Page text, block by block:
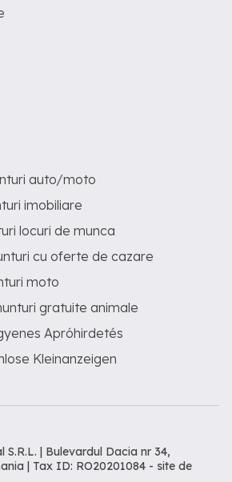
auto/moto
imobiliare
locuri de munca
cu oferte de cazare
moto
gratuite animale
Apróhirdetés
Kleinanzeigen
| Bulevardul Dacia nr 34,
| Tax ID: RO20201084 - site de